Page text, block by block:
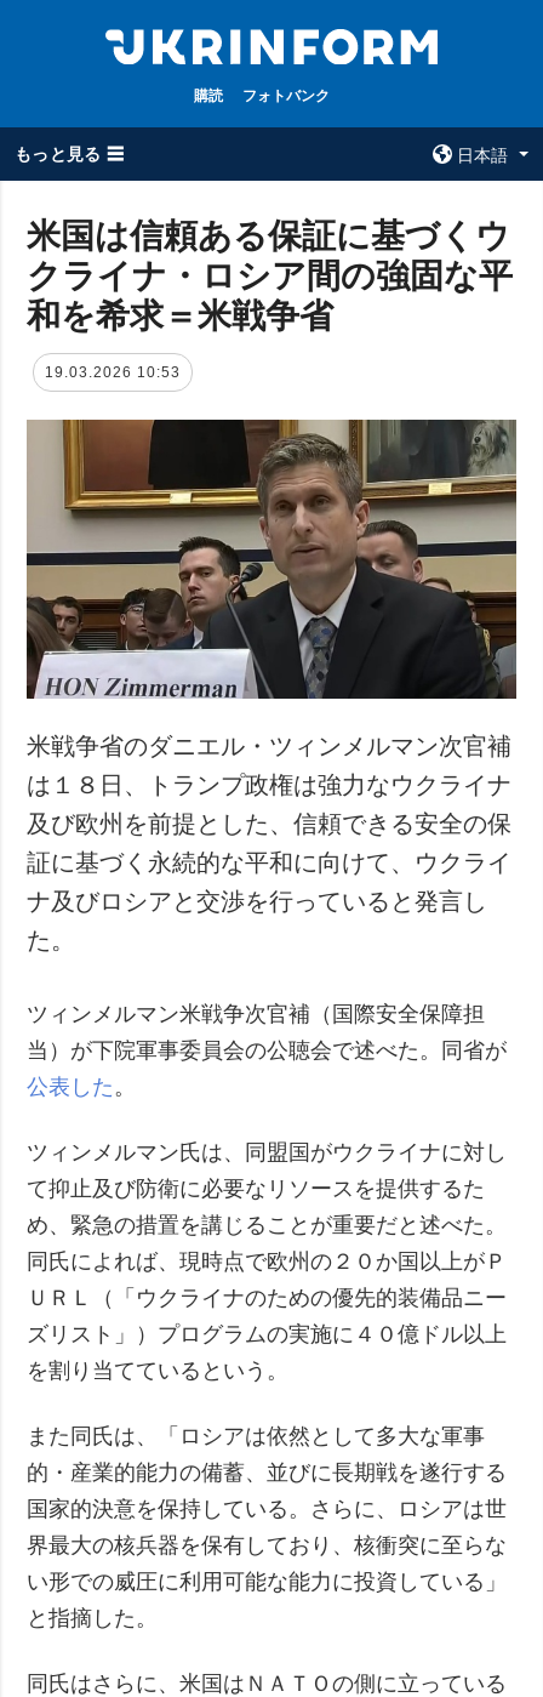
購読 フォトバンク
もっと見る ☰
日本語
全てのトピック
戦争
政治
経済・復興
防衛
社会・文化
スポーツ
事故・緊急事態
ウクルインフォ
ルム
追加
特集
インタビュー
写真
動画
サービス
購読
フォトバンク
米国は信頼ある保証に基づくウ
クライナ・ロシア間の強固な平
和を希求＝米戦争省
19.03.2026 10:53
米戦争省のダニエル・ツィンメルマン次官補
は１８日、トランプ政権は強力なウクライナ
及び欧州を前提とした、信頼できる安全の保
証に基づく永続的な平和に向けて、ウクライ
ナ及びロシアと交渉を行っていると発言し
た。
ツィンメルマン米戦争次官補（国際安全保障担
当）が下院軍事委員会の公聴会で述べた。同省が
公表した 。
ツィンメルマン氏は、同盟国がウクライナに対し
て抑止及び防衛に必要なリソースを提供するた
め、緊急の措置を講じることが重要だと述べた。
同氏によれば、現時点で欧州の２０か国以上がＰ
ＵＲＬ（「ウクライナのための優先的装備品ニー
ズリスト」）プログラムの実施に４０億ドル以上
を割り当てているという。
また同氏は、「ロシアは依然として多大な軍事
的・産業的能力の備蓄、並びに長期戦を遂行する
国家的決意を保持している。さらに、ロシアは世
界最大の核兵器を保有しており、核衝突に至らな
い形での威圧に利用可能な能力に投資している」
と指摘した。
同氏はさらに、米国はＮＡＴＯの側に立っている